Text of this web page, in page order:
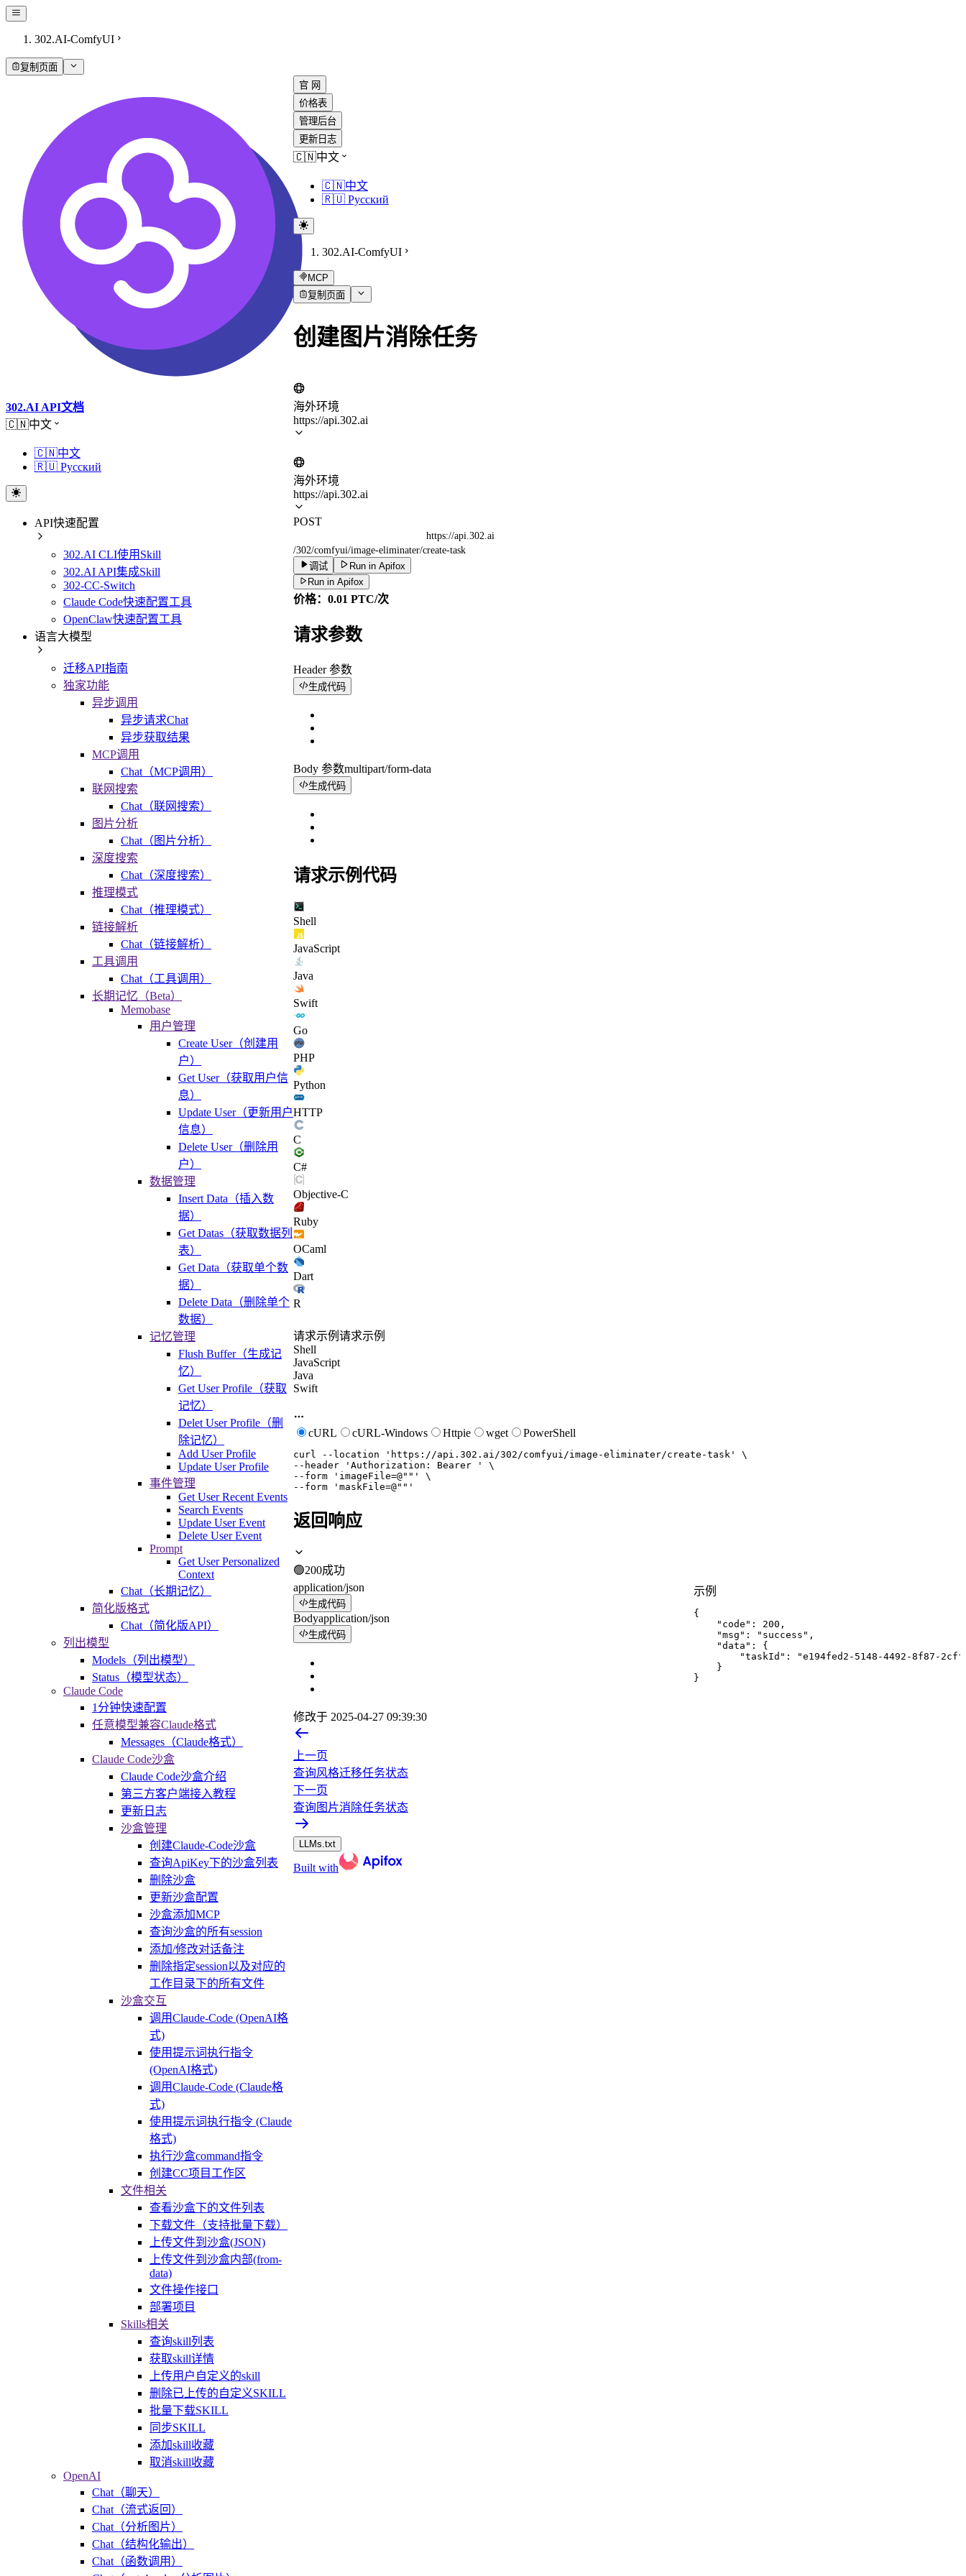
302.AI-ComfyUI
复制页面
302.AI API文档
🇨🇳中文
🇨🇳中文
🇷🇺 Русский
API快速配置
302.AI CLI使用Skill
302.AI API集成Skill
302-CC-Switch
Claude Code快速配置工具
OpenClaw快速配置工具
语言大模型
迁移API指南
独家功能
异步调用
异步请求Chat
异步获取结果
MCP调用
Chat（MCP调用）
联网搜索
Chat（联网搜索）
图片分析
Chat（图片分析）
深度搜索
Chat（深度搜索）
推理模式
Chat（推理模式）
链接解析
Chat（链接解析）
工具调用
Chat（工具调用）
长期记忆（Beta）
Memobase
用户管理
Create User（创建用
户）
Get User（获取用户信
息）
Update User（更新用户
信息）
Delete User（删除用
户）
数据管理
Insert Data（插入数
据）
Get Datas（获取数据列
表）
Get Data（获取单个数
据）
Delete Data（删除单个
数据）
记忆管理
Flush Buffer（生成记
忆）
Get User Profile（获取
记忆）
Delet User Profile（删
除记忆）
Add User Profile
Update User Profile
事件管理
Get User Recent Events
Search Events
Update User Event
Delete User Event
Prompt
Get User Personalized
Context
Chat（长期记忆）
简化版格式
Chat（简化版API）
列出模型
Models（列出模型）
Status（模型状态）
Claude Code
1分钟快速配置
任意模型兼容Claude格式
Messages（Claude格式）
Claude Code沙盒
Claude Code沙盒介绍
第三方客户端接入教程
更新日志
沙盒管理
创建Claude-Code沙盒
查询ApiKey下的沙盒列表
删除沙盒
更新沙盒配置
沙盒添加MCP
查询沙盒的所有session
添加/修改对话备注
删除指定session以及对应的
工作目录下的所有文件
沙盒交互
调用Claude-Code (OpenAI格
式)
使用提示词执行指令
(OpenAI格式)
调用Claude-Code (Claude格
式)
使用提示词执行指令 (Claude
格式)
执行沙盒command指令
创建CC项目工作区
文件相关
查看沙盒下的文件列表
下载文件（支持批量下载）
上传文件到沙盒(JSON)
上传文件到沙盒内部(from-
data)
文件操作接口
部署项目
Skills相关
查询skill列表
获取skill详情
上传用户自定义的skill
删除已上传的自定义SKILL
批量下载SKILL
同步SKILL
添加skill收藏
取消skill收藏
OpenAI
Chat（聊天）
Chat（流式返回）
Chat（分析图片）
Chat（结构化输出）
Chat（函数调用）
官 网
价格表
管理后台
更新日志
🇨🇳中文
🇨🇳中文
🇷🇺 Русский
302.AI-ComfyUI
MCP
复制页面
创建图片消除任务
海外环境
https://api.302.ai
海外环境
https://api.302.ai
POST
https://api.302.ai
/302/comfyui/image-eliminater/create-task
调试
Run in Apifox
Run in Apifox
价格：0.01 PTC/次
请求参数
Header 参数
生成代码
Body 参数multipart/form-data
生成代码
请求示例代码
Shell
JavaScript
Java
Swift
Go
PHP
Python
HTTP
C
C#
Objective-C
Ruby
OCaml
Dart
R
请求示例 请求示例
Shell
JavaScript
Java
Swift
cURL cURL-Windows Httpie wget PowerShell
curl --location 'https://api.302.ai/302/comfyui/image-eliminater/create-task'
--header
'Authorization: Bearer '
--form
'imageFile=@""'
--form
'maskFile=@""'
返回响应
🟢200成功
application/json
生成代码
Bodyapplication/json
生成代码
示例
{
"code" : 200 ,
"msg" : "success" ,
"data" :
{
"taskId" :
"e194fed2-5148-4492-8f87-
}
}
修改于 2025-04-27 09:39:30
上一页
查询风格迁移任务状态
下一页
查询图片消除任务状态
LLMs.txt
Built with